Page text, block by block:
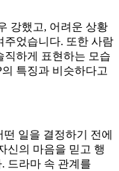
강했고, 어려운 상황
주었습니다. 또한 사람
직하게 표현하는 모습
특징과 비슷하다고
일을 결정하기 전에
신의 마음을 믿고 행
드라마 속 관계를